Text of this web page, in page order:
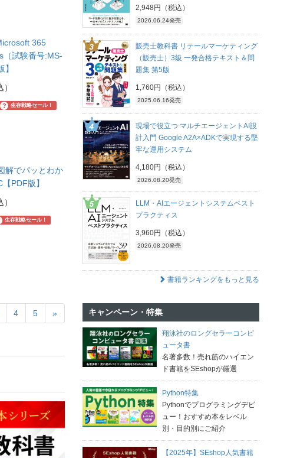
365
（試験番号:MS-
? 生存戦略セール！
解でパッとわか
PDF版】
生存戦略セール！
4 5 »
2,948円（税込）
2026.06.24発売
販売士教科書 リテールマーケティング
（販売士）3級 一発合格テキスト＆問
題集 第5版
1,760円（税込）
2025.06.16発売
現場で役立つ マルチエージェントAI設
計入門 Google A2A×ADKで実現する堅
牢な運用システム
4,180円（税込）
2026.08.20発売
LLM・AIエージェントシステムベスト
プラクティス
3,960円（税込）
2026.08.20発売
書籍ランキングをもっと見る
キャンペーン・特集
翔泳社のロングセラーコンピ
ュータ書
名著多数！売れ筋のハイエン
ド書籍をSEshopが厳選
Python特集
Pythonでプログラミングデビ
ュー！おすすめ本をレベル
別・目的別にご紹介
【2025年】SEshop人気書籍